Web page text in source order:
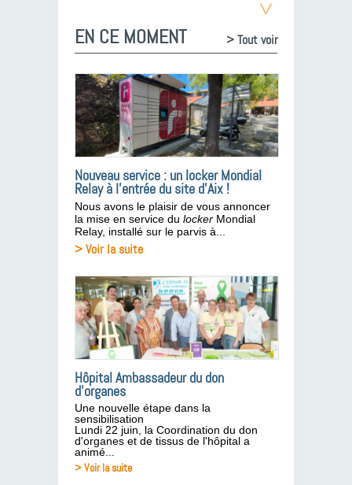
Médico-tech., Prévention,
Médecine et Oncologie
Urgences, Gériatrie, Méd.
polyvalente
Cardiologie et Neurologie
EN CE MOMENT > Tout voir
Nouveau service : un locker Mondial
Relay à l’entrée du site d’Aix !
Nous avons le plaisir de vous annoncer
la mise en service du locker Mondial
Relay, installé sur le parvis à...
> Voir la suite
Hôpital Ambassadeur du don
d’organes
Une nouvelle étape dans la
sensibilisation
Lundi 22 juin, la Coordination du don
d'organes et de tissus de l'hôpital a
animé...
> Voir la suite